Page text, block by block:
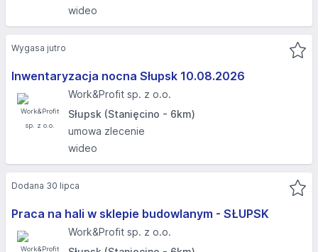
wideo
Inwentaryzacja nocna Słupsk 10.08.2026​
Work&Profit sp. z o.o.
Słupsk (Stanięcino - 6km)
umowa zlecenie
wideo
Wygasa jutro
Praca na hali w sklepie budowlanym - SŁUPSK​
Work&Profit sp. z o.o.
Dodana 30 lipca